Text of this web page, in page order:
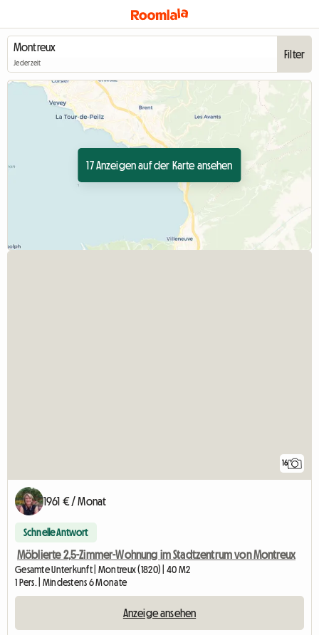
Jederzeit
Filter
17 Anzeigen auf der Karte ansehen
16
1961 € / Monat
Schnelle Antwort
Möblierte 2,5-Zimmer-Wohnung im Stadtzentrum von Montreux
Gesamte Unterkunft | Montreux (1820) | 40 M2
1 Pers. | Mindestens 6 Monate
Anzeige ansehen